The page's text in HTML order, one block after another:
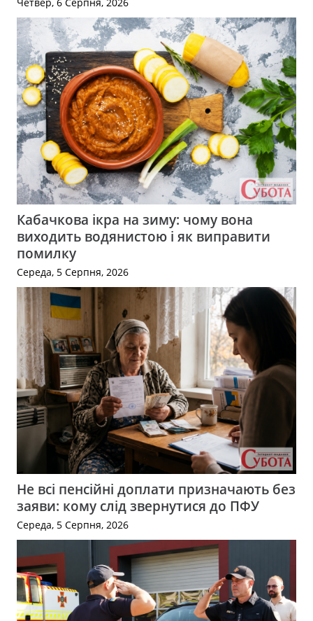
Четвер, 6 Серпня, 2026
Кабачкова ікра на зиму: чому вона
виходить водянистою і як виправити
помилку
Середа, 5 Серпня, 2026
Не всі пенсійні доплати призначають без
заяви: кому слід звернутися до ПФУ
Середа, 5 Серпня, 2026